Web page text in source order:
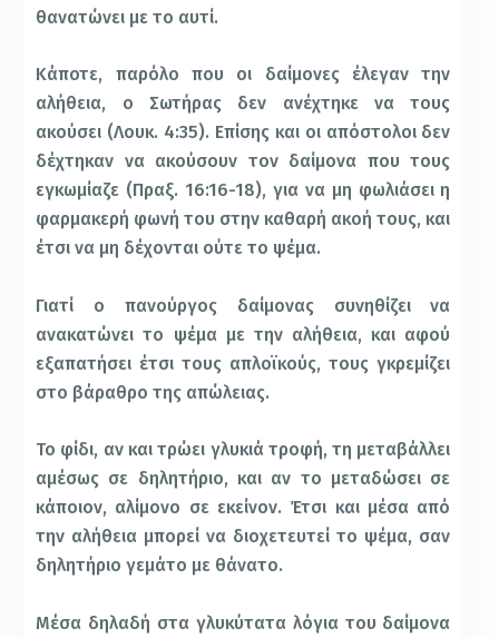
θανατώνει με το αυτί.
Κάποτε, παρόλο που οι δαίμονες έλεγαν την
αλήθεια, ο Σωτήρας δεν ανέχτηκε να τους
ακούσει (Λουκ. 4:35). Επίσης και οι απόστολοι δεν
δέχτηκαν να ακούσουν τον δαίμονα που τους
εγκωμίαζε (Πραξ. 16:16-18), για να μη φωλιάσει η
φαρμακερή φωνή του στην καθαρή ακοή τους, και
έτσι να μη δέχονται ούτε το ψέμα.
Γιατί ο πανούργος δαίμονας συνηθίζει να
ανακατώνει το ψέμα με την αλήθεια, και αφού
εξαπατήσει έτσι τους απλοϊκούς, τους γκρεμίζει
στο βάραθρο της απώλειας.
Το φίδι, αν και τρώει γλυκιά τροφή, τη μεταβάλλει
αμέσως σε δηλητήριο, και αν το μεταδώσει σε
κάποιον, αλίμονο σε εκείνον. Έτσι και μέσα από
την αλήθεια μπορεί να διοχετευτεί το ψέμα, σαν
δηλητήριο γεμάτο με θάνατο.
Μέσα δηλαδή στα γλυκύτατα λόγια του δαίμονα